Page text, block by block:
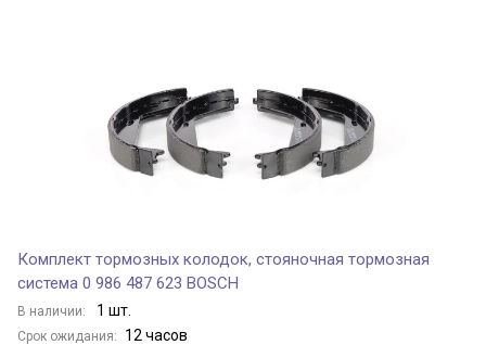
Комплект тормозных колодок, стояночная тормозная
система 0 986 487 623 BOSCH
В наличии: 1 шт.
Срок ожидания: 12 часов